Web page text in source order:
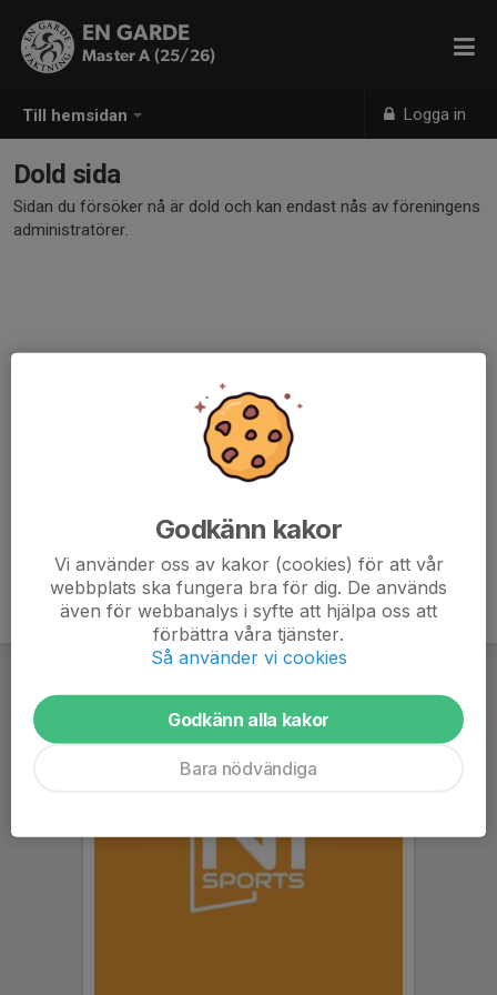
Till hemsidan Logga in
EN GARDE
Master A (25/26)
Dold sida
Sidan du försöker nå är dold och kan endast nås av föreningens
administratörer.
Godkänn kakor
Vi använder oss av kakor (cookies) för att vår
webbplats ska fungera bra för dig. De används
även för webbanalys i syfte att hjälpa oss att
förbättra våra tjänster.
Så använder vi cookies
Godkänn alla kakor
Bara nödvändiga